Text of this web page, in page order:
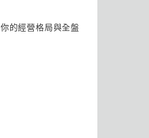
的經營格局與全盤